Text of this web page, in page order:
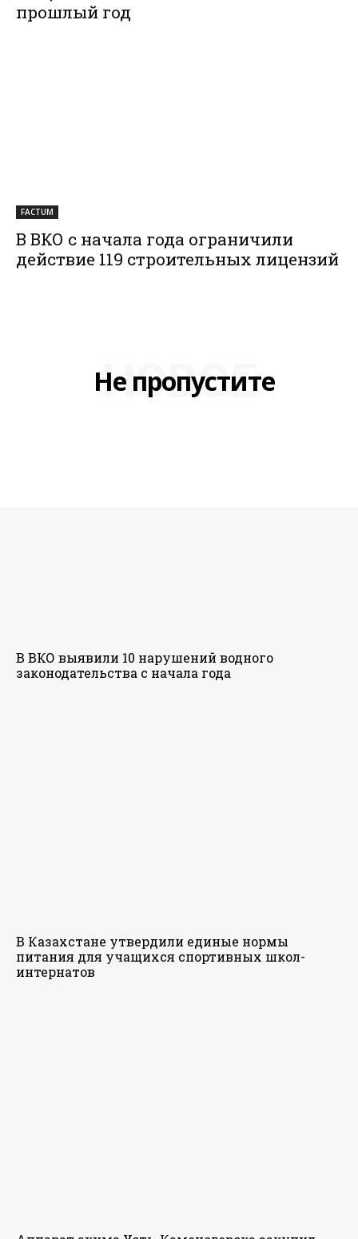
прошлый год
FACTUM
В ВКО с начала года ограничили
действие 119 строительных лицензий
Не пропустите
НОВОЕ
В ВКО выявили 10 нарушений водного
законодательства с начала года
В Казахстане утвердили единые нормы
питания для учащихся спортивных школ-
интернатов